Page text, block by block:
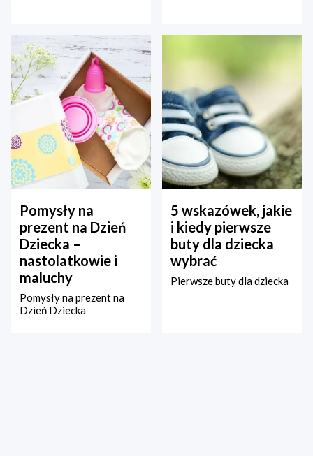
Pomysły na
prezent na Dzień
Dziecka –
nastolatkowie i
maluchy
Pomysły na prezent na
Dzień Dziecka
5 wskazówek, jakie
i kiedy pierwsze
buty dla dziecka
wybrać
Pierwsze buty dla dziecka